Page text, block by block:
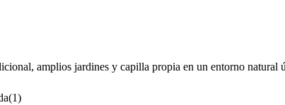
amplios jardines y capilla propia en un entorno natural
(1)